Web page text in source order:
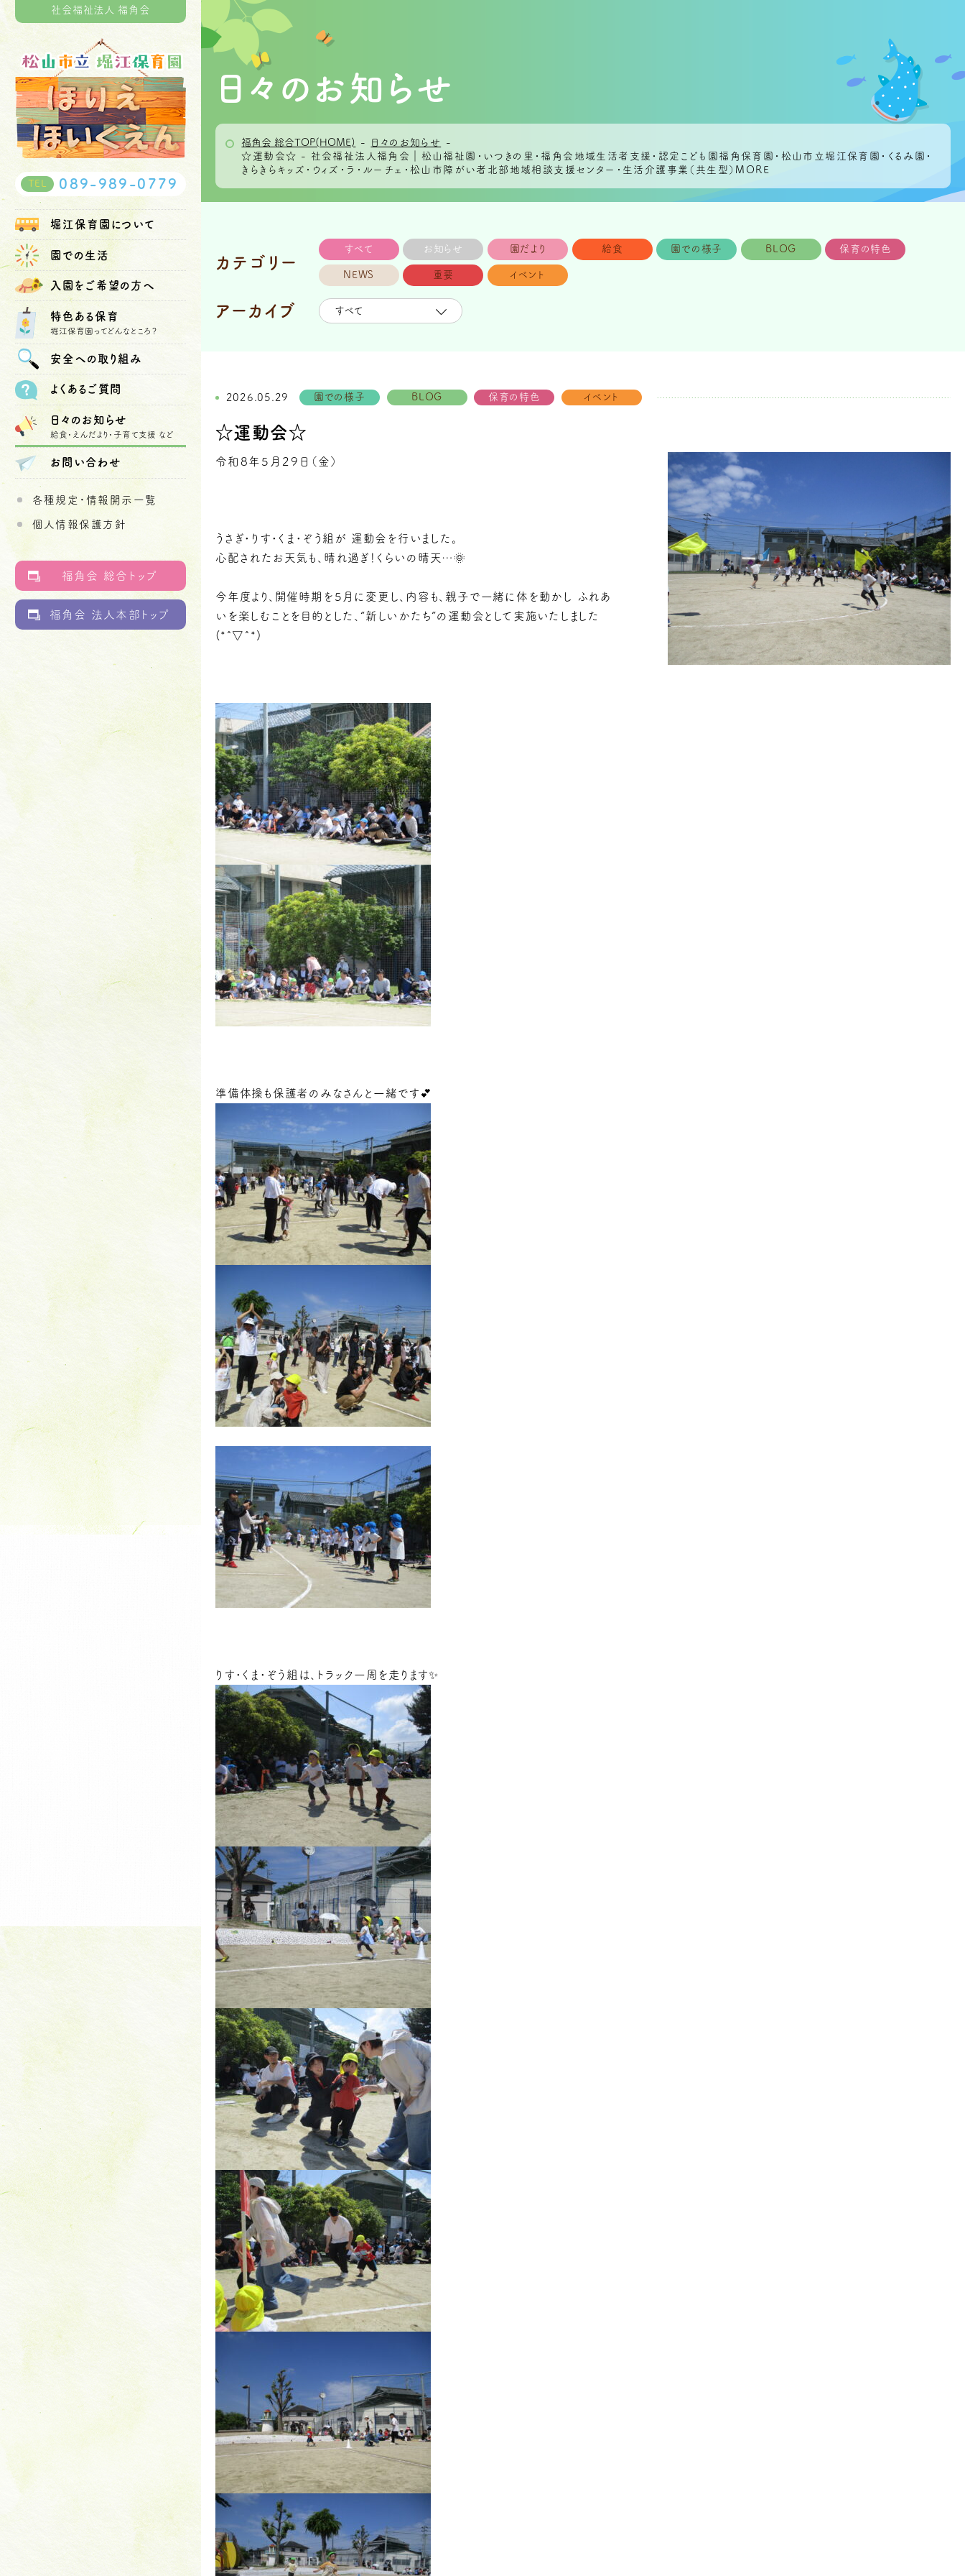
社会福祉法人 福角会
TEL 089-989-0779
堀江保育園について
園での生活
入園を ご希望の方へ
特色ある保育
堀江保育園ってどんなところ？
安全への取り組み
よくあるご質問
日々のお知らせ
給食・えんだより・子育て支援 など
お問い合わせ
各種規定・情報開示一覧
個人情報保護方針
福角会 総合トップ
福角会 法人本部トップ
日々のお知らせ
福角会 総合TOP(HOME) - 日々のお知らせ
-
☆運動会☆ - 社会福祉法人福角会｜松山福祉園・いつきの里・福角会地域生活者支援・認定こども園福角保育園・松山市立堀江保育園・くるみ園・
きらきらキッズ・ウィズ・ラ・ルーチェ・松山市障がい者北部地域相談支援センター・生活介護事業（共生型）MORE
カテゴリー
すべて お知らせ 園だより 給食 園での様子 BLOG 保育の特色
NEWS 重要 イベント
アーカイブ
2026.05.29 園での様子 BLOG 保育の特色 イベント
☆運動会☆
令和８年５月２９日（金）
うさぎ・りす・くま・ぞう組が 運動会を行いました。
心配されたお天気も、晴れ過ぎ！くらいの晴天…🌞
今年度より、開催時期を５月に変更し、内容も、親子で一緒に体を動かし ふれあ
いを楽しむことを目的とした、“新しいかたち”の運動会として実施いたしました
(*^▽^*)
準備体操も保護者のみなさんと一緒です💕
りす・くま・ぞう組は、トラック一周を走ります✨